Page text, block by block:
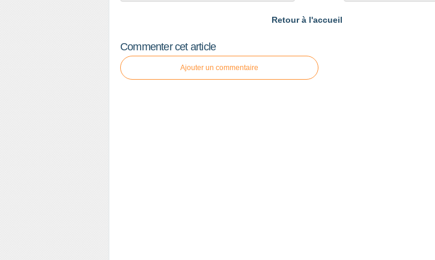
Retour à l'accueil
Commenter cet article
Ajouter un commentaire